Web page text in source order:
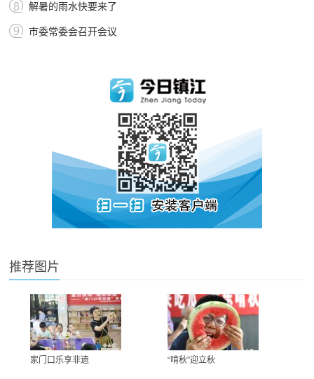
解暑的雨水快要来了
市委常委会召开会议
推荐图片
家门口乐享非遗 “啃秋”迎立秋